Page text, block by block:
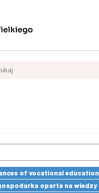
of vocational
oparta na wiedzy